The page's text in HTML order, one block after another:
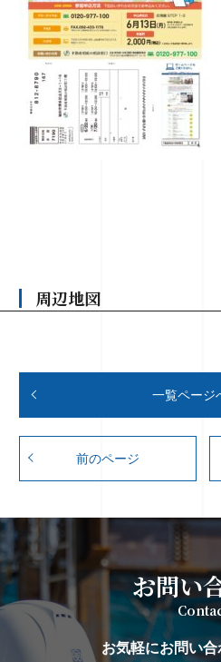
周辺地図
前のページ
一覧ページ
お問い
お気軽にお問い